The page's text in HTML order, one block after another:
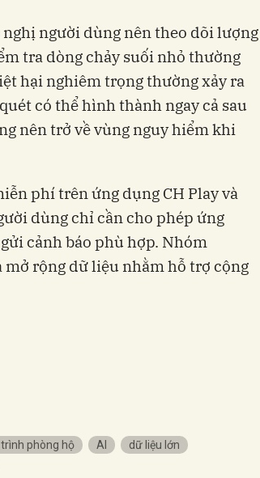
người dùng nên theo dõi lượng
tra dòng chảy suối nhỏ thường
hại nghiêm trọng thường xảy ra
có thể hình thành ngay cả sau
nên trở về vùng nguy hiểm khi
phí trên ứng dụng CH Play và
dùng chỉ cần cho phép ứng
cảnh báo phù hợp. Nhóm
rộng dữ liệu nhằm hỗ trợ cộng
phòng hộ AI
dữ liệu lớn